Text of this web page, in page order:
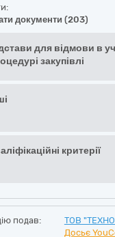
документи (203)
для відмови в
закупівлі
критерії
подав:
ТОВ
Досьє